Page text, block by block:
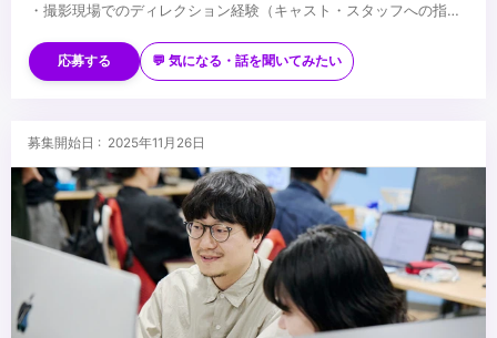
・撮影現場でのディレクション経験（キャスト・スタッフへの指示
・編集者や制作会社への 編集指示・フィードバック の経験
・YouTubeの企画立案、台本作成、編集経験
・金融・教育・オンラインスクールなど無形商材の広告企画/制作経
験
・広告バナー/LPの企画、PDCA経験
...
応募する 💬 気になる・話を聞いてみたい
募集開始日 : 2025年11月26日